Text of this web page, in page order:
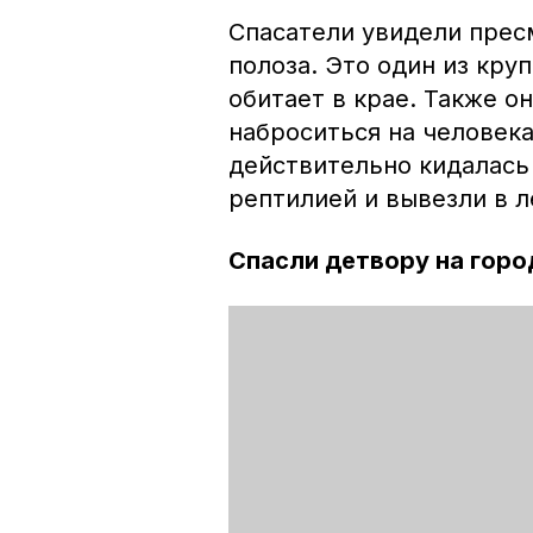
Спасатели увидели
полоза. Это один из
обитает в крае. Также
наброситься на
действительно
рептилией и вывезли в
Спасли детвору на